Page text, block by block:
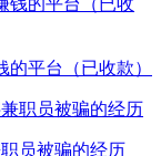
平台（已收款）
员被骗的经历